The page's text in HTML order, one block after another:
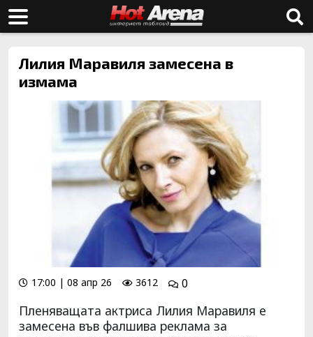
Лилия Маравиля замесена в
измама
17:00 | 08 апр 26 3612 0
Пленяващата актриса Лилия Маравиля е
замесена във фалшива реклама за